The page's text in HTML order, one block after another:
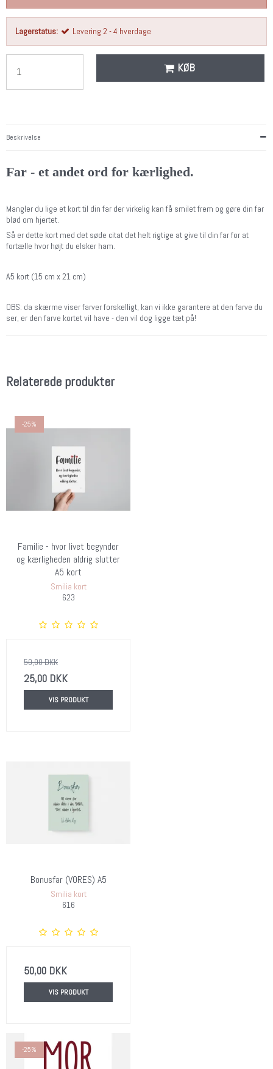
Lagerstatus: Levering 2 - 4 hverdage
KØB
Beskrivelse
Far - et andet ord for kærlighed.
Mangler du lige et kort til din far der virkelig kan få smilet frem og gøre din far
blød om hjertet.
Så er dette kort med det søde citat det helt rigtige at give til din far for at
fortælle hvor højt du elsker ham.
A5 kort (15 cm x 21 cm)
OBS: da skærme viser farver forskelligt, kan vi ikke garantere at den farve du
ser, er den farve kortet vil have - den vil dog ligge tæt på!
Relaterede produkter
-25%
Familie - hvor livet begynder
og kærligheden aldrig slutter
A5 kort
Smilia kort
623
50,00 DKK
25,00 DKK
VIS PRODUKT
Bonusfar (VORES) A5
Smilia kort
616
50,00 DKK
VIS PRODUKT
-25%